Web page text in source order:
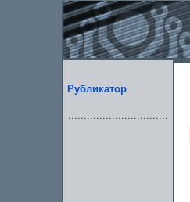
Рубликатор